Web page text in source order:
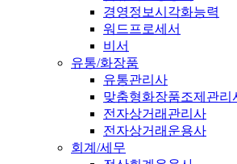
경영정보시각화능력
워드프로세서
비서
유통/화장품
유통관리사
맞춤형화장품조제관리
전자상거래관리사
전자상거래운용사
회계/세무